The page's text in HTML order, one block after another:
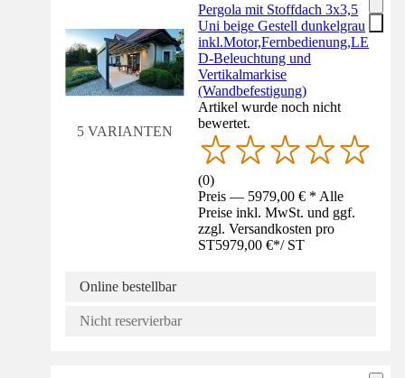
5 VARIANTEN
Pergola mit Stoffdach 3x3,5
Uni beige Gestell dunkelgrau
inkl.Motor,Fernbedienung,LE
D-Beleuchtung und
Vertikalmarkise
(Wandbefestigung)
Artikel wurde noch nicht
bewertet.
(0)
Preis — 5979,00 € * Alle
Preise inkl. MwSt. und ggf.
zzgl. Versandkosten pro
ST5979,00 €*/ ST
Online bestellbar
Nicht reservierbar